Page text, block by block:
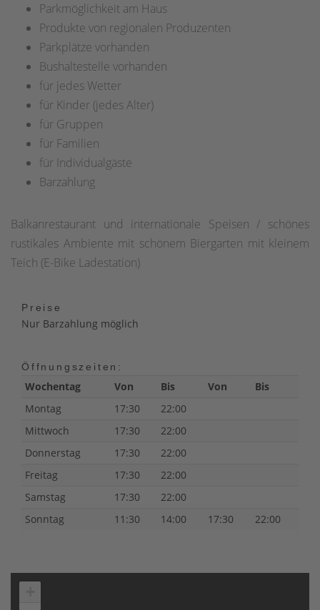
Parkmöglichkeit am Haus
Produkte von regionalen Produzenten
Parkplätze vorhanden
Bushaltestelle vorhanden
für jedes Wetter
für Kinder (jedes Alter)
für Gruppen
für Familien
für Individualgäste
Barzahlung
Balkanrestaurant und internationale Speisen / schönes
rustikales Ambiente mit schönem Biergarten mit kleinem
Teich (E-Bike Ladestation)
Preise
Nur Barzahlung möglich
Öffnungszeiten:
Wochentag Von Bis Von
Bis
Montag
17:30
22:00
Mittwoch
17:30
22:00
Donnerstag
17:30
22:00
Freitag
17:30
22:00
Samstag
17:30
22:00
Sonntag
11:30 14:00 17:30 22:00